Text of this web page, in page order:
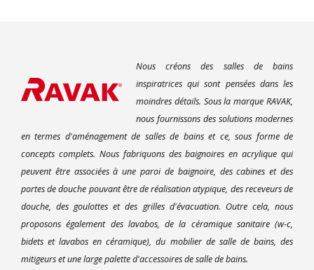
Nous créons des salles de bains
inspiratrices qui sont pensées dans les
moindres détails. Sous la marque RAVAK,
nous fournissons des solutions modernes
en termes d'aménagement de salles de bains et ce, sous forme de
concepts complets. Nous fabriquons des baignoires en acrylique qui
peuvent être associées à une paroi de baignoire, des cabines et des
portes de douche pouvant être de réalisation atypique, des receveurs de
douche, des goulottes et des grilles d'évacuation. Outre cela, nous
proposons également des lavabos, de la céramique sanitaire (w-c,
bidets et lavabos en céramique), du mobilier de salle de bains, des
mitigeurs et une large palette d'accessoires de salle de bains.